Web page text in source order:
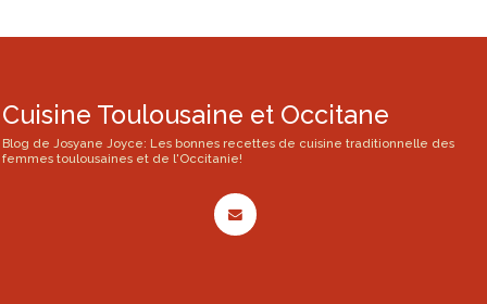
Cuisine Toulousaine et Occitane
Blog de Josyane Joyce: Les bonnes recettes de cuisine traditionnelle des
femmes toulousaines et de l'Occitanie!